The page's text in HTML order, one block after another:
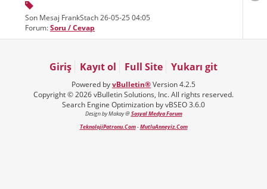
Son Mesaj FrankStach 26-05-25 04:05
Forum:Soru / Cevap
Giriş Kayıt ol Full Site Yukarı git
Powered byvBulletin®Version 4.2.5
Copyright © 2026 vBulletin Solutions, Inc. All rights reserved.
Search Engine Optimization by vBSEO 3.6.0
Design by Makay @Sosyal Medya Forum
TeknolojiPatronu.Com-MutluAnneyiz.Com